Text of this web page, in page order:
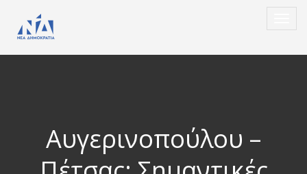
Αυγερινοπούλου –